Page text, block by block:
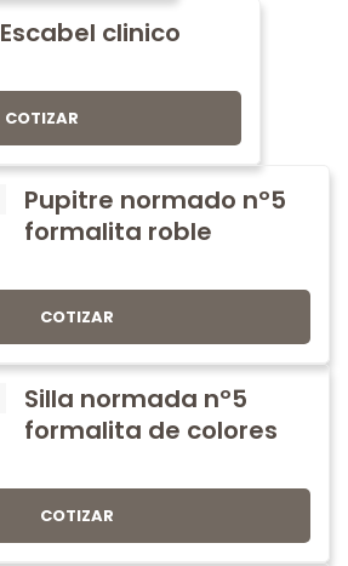
Escabel clinico
COTIZAR
Pupitre normado nº5
formalita roble
COTIZAR
Silla normada nº5
formalita de colores
COTIZAR